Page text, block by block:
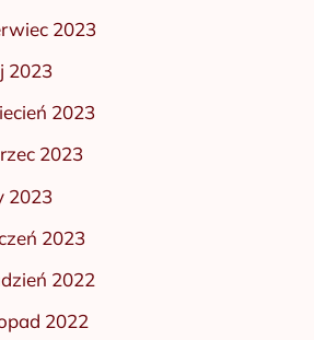
2023
2023
2023
2023
2023
2023
2022
2022